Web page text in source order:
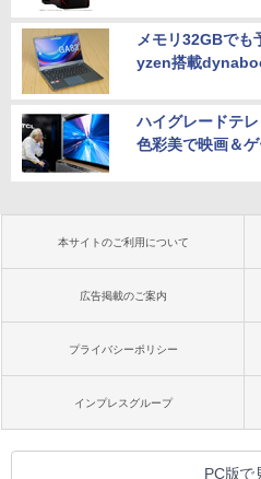
メモリ32GBでも
yzen搭載
ハイグレードテ
色彩美で映画＆
本サイトのご利用について
広告掲載のご案内
プライバシーポリシー
インプレスグループ
PC版で